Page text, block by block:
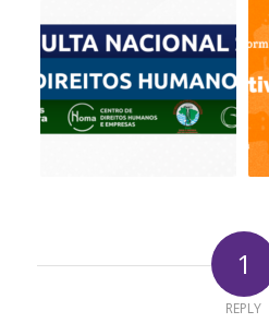
1
REPLY